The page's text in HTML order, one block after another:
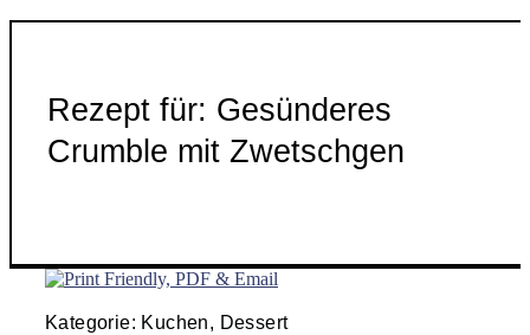
Rezept für: Gesünderes
Crumble mit Zwetschgen
Kategorie: Kuchen, Dessert